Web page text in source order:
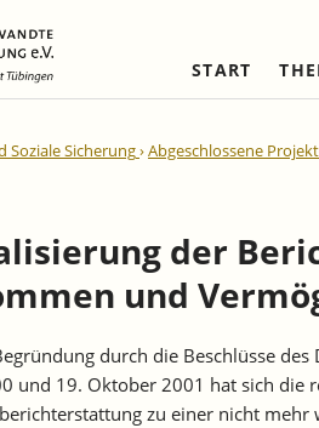
START
Sicherung
und Praktikanten
Persönliche
Satzung
Norbert-
Sicherung Abgeschlossene
der
und
durch die Beschlüsse
und 19. Oktober 2001 hat sich die
zu einer nicht mehr